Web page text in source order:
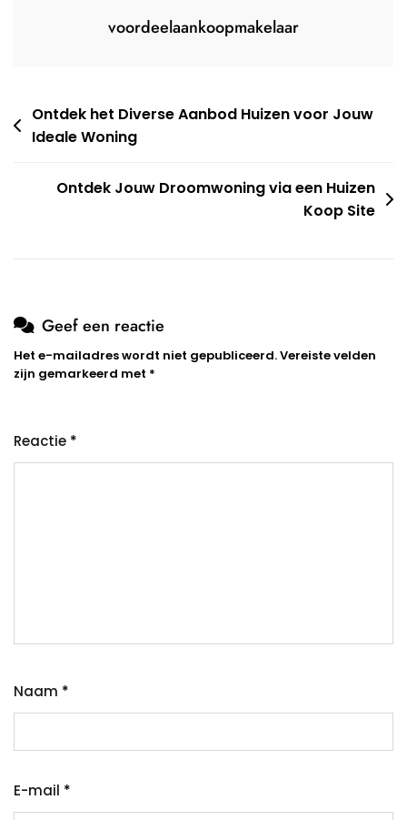
voordeelaankoopmakelaar
Berichtnavigatie
Ontdek het Diverse Aanbod Huizen voor Jouw
Ideale Woning
Ontdek Jouw Droomwoning via een Huizen
Koop Site
Geef een reactie
Het e-mailadres wordt niet gepubliceerd.Vereiste velden
zijn gemarkeerd met *
Reactie *
Naam *
E-mail *